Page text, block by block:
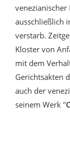
ausschließlich
verstarb.
Kloster von
mit dem
Gerichtsakten
auch der
seinem Werk "